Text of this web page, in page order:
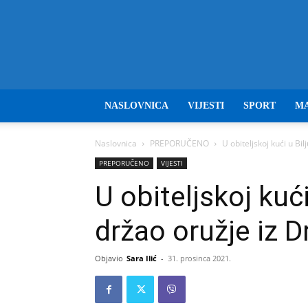
NASLOVNICA VIJESTI SPORT
Naslovnica PREPORUČENO U obiteljskoj kući u
PREPORUČENO VIJESTI
U obiteljskoj
držao oružje iz
Objavio Sara Ilić - 31. prosinca 2021.